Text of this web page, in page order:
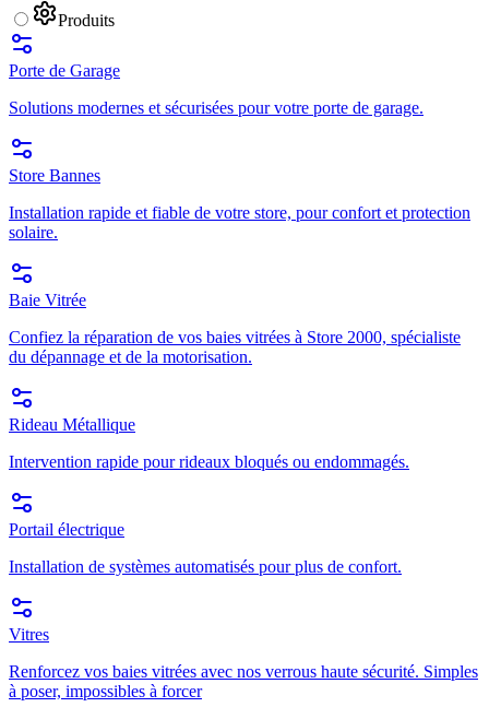
Produits
Porte de Garage
Solutions modernes et sécurisées pour votre porte de garage.
Store Bannes
Installation rapide et fiable de votre store, pour confort et protection
solaire.
Baie Vitrée
Confiez la réparation de vos baies vitrées à Store 2000, spécialiste
du dépannage et de la motorisation.
Rideau Métallique
Intervention rapide pour rideaux bloqués ou endommagés.
Portail électrique
Installation de systèmes automatisés pour plus de confort.
Vitres
Renforcez vos baies vitrées avec nos verrous haute sécurité. Simples
à poser, impossibles à forcer